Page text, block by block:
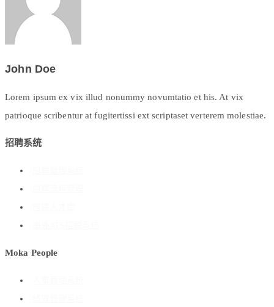
John Doe
Lorem ipsum ex vix illud nonummy novumtatio et his. At vix
patrioque scribentur at fugitertissi ext scriptaset verterem molestiae.
招聘系统
Moka People